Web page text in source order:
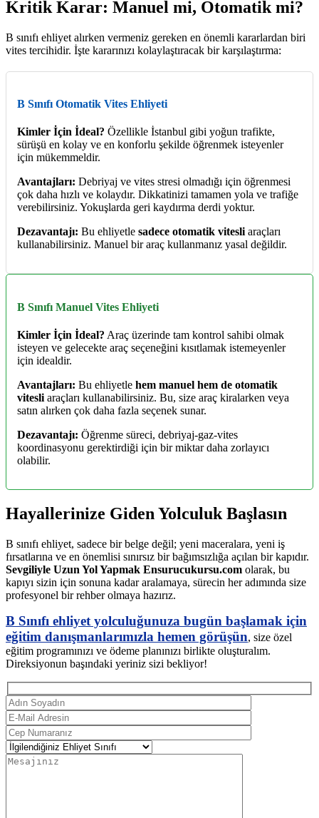
Kritik Karar: Manuel mi, Otomatik mi?
B sınıfı ehliyet alırken vermeniz gereken en önemli kararlardan biri
vites tercihidir. İşte kararınızı kolaylaştıracak bir karşılaştırma:
B Sınıfı Otomatik Vites Ehliyeti
Kimler İçin İdeal? Özellikle İstanbul gibi yoğun trafikte,
sürüşü en kolay ve en konforlu şekilde öğrenmek isteyenler
için mükemmeldir.
Avantajları: Debriyaj ve vites stresi olmadığı için öğrenmesi
çok daha hızlı ve kolaydır. Dikkatinizi tamamen yola ve trafiğe
verebilirsiniz. Yokuşlarda geri kaydırma derdi yoktur.
Dezavantajı: Bu ehliyetle sadece otomatik vitesliaraçları
kullanabilirsiniz. Manuel bir araç kullanmanız yasal değildir.
B Sınıfı Manuel Vites Ehliyeti
Kimler İçin İdeal? Araç üzerinde tam kontrol sahibi olmak
isteyen ve gelecekte araç seçeneğini kısıtlamak istemeyenler
için idealdir.
Avantajları: Bu ehliyetle hem manuel hem de otomatik
vitesli araçları kullanabilirsiniz. Bu, size araç kiralarken veya
satın alırken çok daha fazla seçenek sunar.
Dezavantajı: Öğrenme süreci, debriyaj-gaz-vites
koordinasyonu gerektirdiği için bir miktar daha zorlayıcı
olabilir.
Hayallerinize Giden Yolculuk Başlasın
B sınıfı ehliyet, sadece bir belge değil; yeni maceralara, yeni iş
fırsatlarına ve en önemlisi sınırsız bir bağımsızlığa açılan bir kapıdır.
Sevgiliyle Uzun Yol Yapmak Ensurucukursu.com olarak, bu
kapıyı sizin için sonuna kadar aralamaya, sürecin her adımında size
profesyonel bir rehber olmaya hazırız.
B Sınıfı ehliyet yolculuğunuza bugün başlamak için
eğitim danışmanlarımızla hemen görüşün, size özel
eğitim programınızı ve ödeme planınızı birlikte oluşturalım.
Direksiyonun başındaki yeriniz sizi bekliyor!